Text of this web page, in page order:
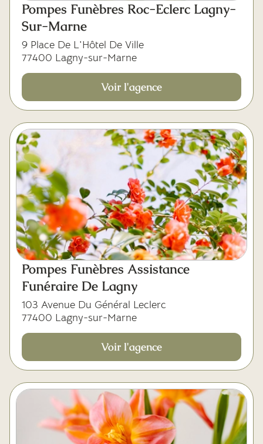
Pompes Funèbres Roc-Eclerc Lagny-
Sur-Marne
9 Place De L'Hôtel De Ville
77400 Lagny-sur-Marne
Voir l'agence
Pompes Funèbres Assistance
Funéraire De Lagny
103 Avenue Du Général Leclerc
77400 Lagny-sur-Marne
Voir l'agence